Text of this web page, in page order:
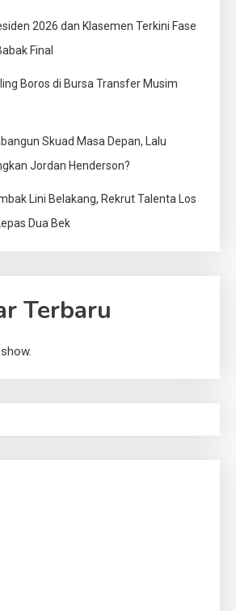
2026 dan Klasemen Terkini Fase
Final
Boros di Bursa Transfer Musim
Skuad Masa Depan, Lalu
Jordan Henderson?
Lini Belakang, Rekrut Talenta Los
Dua Bek
Terbaru